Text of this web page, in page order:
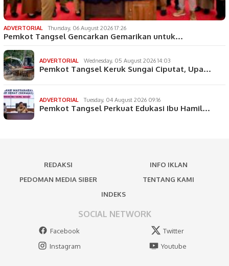
ADVERTORIAL Thursday, 06 August 2026 17:26
Pemkot Tangsel Gencarkan Gemarikan untuk…
ADVERTORIAL Wednesday, 05 August 2026 14:03
Pemkot Tangsel Keruk Sungai Ciputat, Upa…
ADVERTORIAL Tuesday, 04 August 2026 09:16
Pemkot Tangsel Perkuat Edukasi Ibu Hamil…
REDAKSI
INFO IKLAN
PEDOMAN MEDIA SIBER
TENTANG KAMI
INDEKS
SOCIAL NETWORK
Facebook
Twitter
Instagram
Youtube